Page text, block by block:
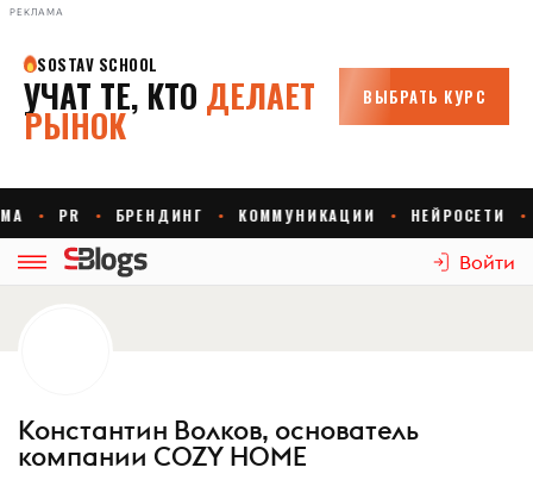
РЕКЛАМА
Войти
Константин Волков, основатель
компании COZY HOME